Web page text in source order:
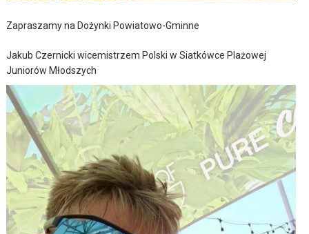
Zapraszamy na Dożynki Powiatowo-Gminne
Jakub Czernicki wicemistrzem Polski w Siatkówce Plażowej
Juniorów Młodszych